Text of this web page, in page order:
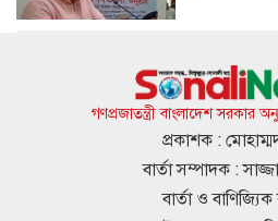
বিমানবন্দরে
সিদ্ধান্ত
রুশ
অভিযানে
গণপ্রজাতন্ত্রী বাংলাদেশ সরকার
প্রকাশক :
বার্তা সম্পাদক :
বার্তা ও বাণিজ্যিক